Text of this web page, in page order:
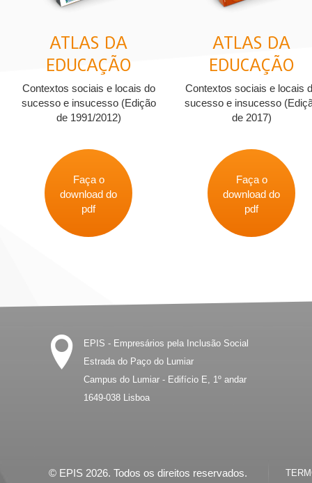
ATLAS DA
EDUCAÇÃO
Contextos sociais e locais do
sucesso e insucesso (Edição
de 1991/2012)
Faça o
download do
pdf
ATLAS DA
EDUCAÇÃO
Contextos sociais e locais
sucesso e insucesso
de 2017)
Faça o
download do
pdf
EPIS - Empresários pela Inclusão Social
Estrada do Paço do Lumiar
Campus do Lumiar - Edifício E, 1º andar
1649-038 Lisboa
© EPIS 2026. Todos os direitos reservados.